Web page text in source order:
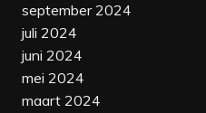
september 2024
juli 2024
juni 2024
mei 2024
maart 2024